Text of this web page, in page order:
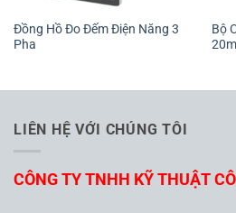
Đồng Hồ Đo Đếm Điện Năng 3
Pha
Bộ
LIÊN HỆ VỚI CHÚNG TÔI
CÔNG TY TNHH KỸ THUẬT